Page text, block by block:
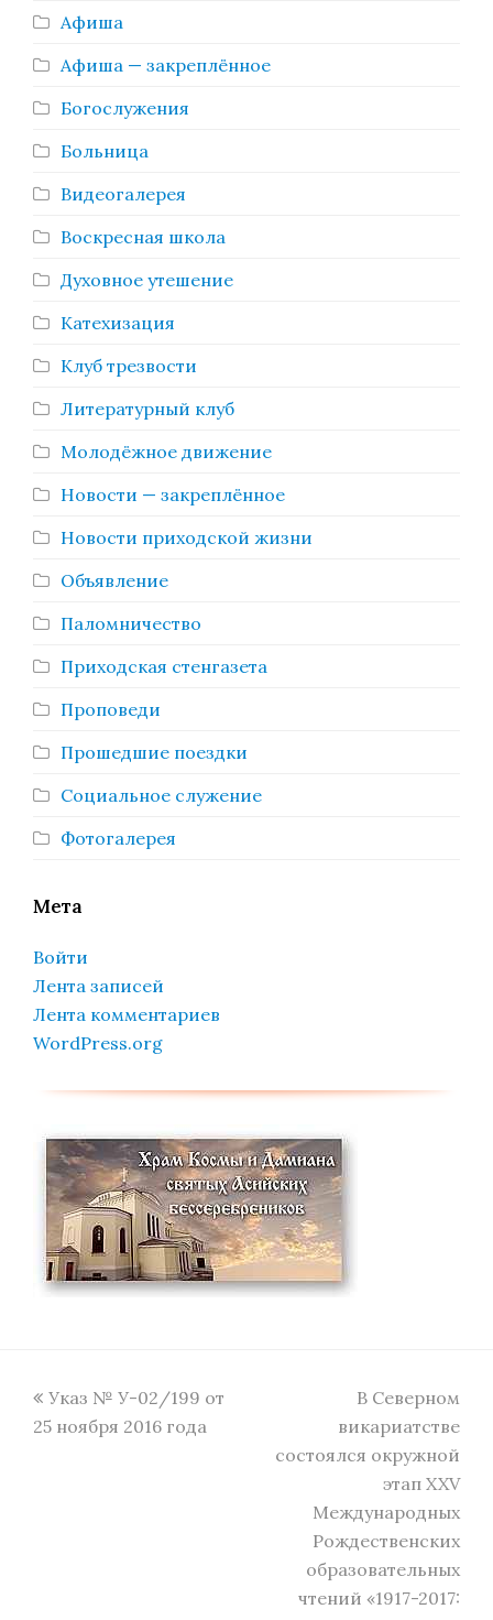
Афиша
Афиша — закреплённое
Богослужения
Больница
Видеогалерея
Воскресная школа
Духовное утешение
Катехизация
Клуб трезвости
Литературный клуб
Молодёжное движение
Новости — закреплённое
Новости приходской жизни
Объявление
Паломничество
Приходская стенгазета
Проповеди
Прошедшие поездки
Социальное служение
Фотогалерея
Мета
Войти
Лента записей
Лента комментариев
WordPress.org
previous
post:
Указ № У-02/199 от
25 ноября 2016 года
next
post:
В Северном
викариатстве
состоялся окружной
этап XXV
Международных
Рождественских
образовательных
чтений «1917-2017: